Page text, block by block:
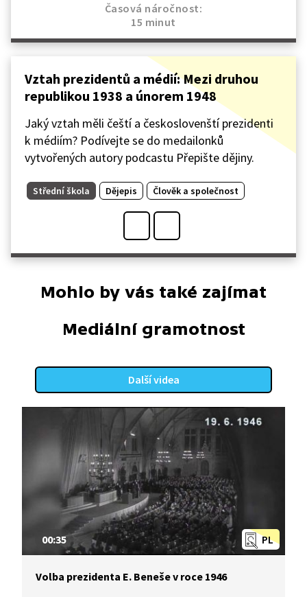
Časová náročnost:
15 minut
Vztah prezidentů a médií: Mezi druhou
republikou 1938 a únorem 1948
Jaký vztah měli čeští a českoslovenští prezidenti
k médiím? Podívejte se do medailonků
vytvořených autory podcastu Přepište dějiny.
Střední škola Dějepis Člověk a společnost
Mohlo by vás také zajímat
Mediální gramotnost
Další videa
PL
00:35
Volba prezidenta E. Beneše v roce 1946